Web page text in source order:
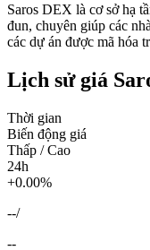
Saros DEX là cơ sở hạ
đun, chuyên giúp các
các dự án được mã hóa
Lịch sử giá
Thời gian
Biến động giá
Thấp / Cao
24h
+0.00%
--/
--